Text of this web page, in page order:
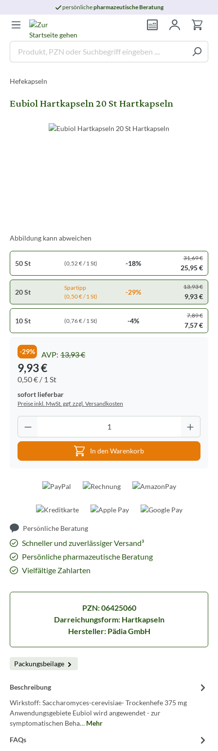
persönlichepharmazeutische Beratung
Hefekapseln
Eubiol Hartkapseln 20 St Hartkapseln
Abbildung kann abweichen
50 St (0,52 € / 1 St) -18%
31,69 €
25,95 €
20 St
Spartipp
(0,50 € / 1 St)
-29%
13,93 €
9,93 €
10 St (0,76 € / 1 St) -4%
7,89 €
7,57 €
-29% AVP: 13,93 €
9,93 €
0,50 € / 1 St
sofort lieferbar
Preise inkl. MwSt. ggf. zzgl. Versandkosten
In den Warenkorb
Persönliche Beratung
Schneller und zuverlässiger Versand³
Persönliche pharmazeutische Beratung
Vielfältige Zahlarten
PZN: 06425060
Darreichungsform: Hartkapseln
Hersteller: Pädia GmbH
Packungsbeilage
Beschreibung
Wirkstoff: Saccharomyces-cerevisiae- Trockenhefe 375 mg
Anwendungsgebiete Eubiol wird angewendet - zur
symptomatischen Beha… Mehr
FAQs